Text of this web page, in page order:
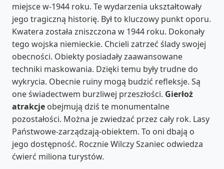
miejsce w-1944 roku. Te wydarzenia ukształtowały
jego tragiczną historię. Był to kluczowy punkt oporu.
Kwatera została zniszczona w 1944 roku. Dokonały
tego wojska niemieckie. Chcieli zatrzeć ślady swojej
obecności. Obiekty posiadały zaawansowane
techniki maskowania. Dzięki temu były trudne do
wykrycia. Obecnie ruiny mogą budzić refleksje. Są
one świadectwem burzliwej przeszłości. Gierłoż
atrakcje obejmują dziś te monumentalne
pozostałości. Można je zwiedzać przez cały rok. Lasy
Państwowe-zarządzają-obiektem. To oni dbają o
jego dostępność. Rocznie Wilczy Szaniec odwiedza
ćwierć miliona turystów.